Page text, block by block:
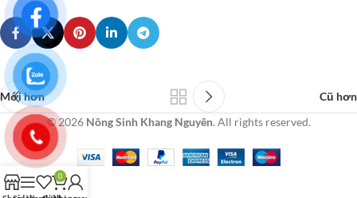
Mới hơn
Cũ hơn
© 2026 Nông Sinh Khang Nguyên. All rights reserved.
0